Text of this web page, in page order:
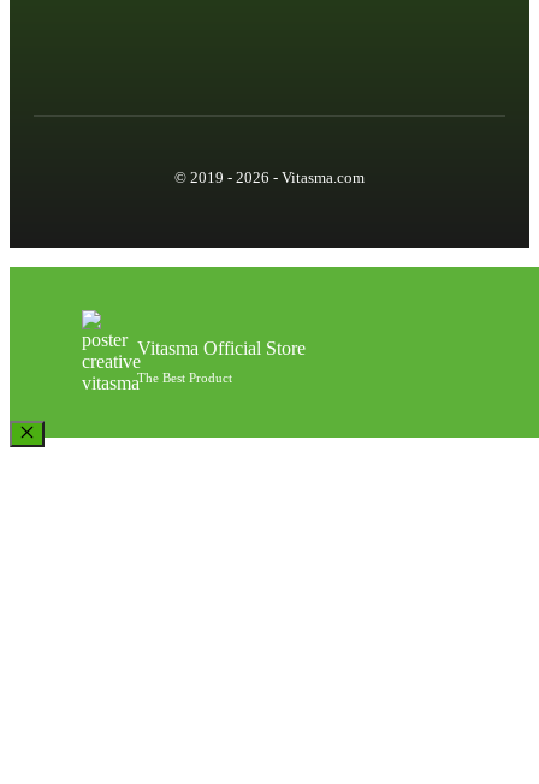
© 2019 - 2026 - Vitasma.com
Vitasma Official Store
The Best Product
Close